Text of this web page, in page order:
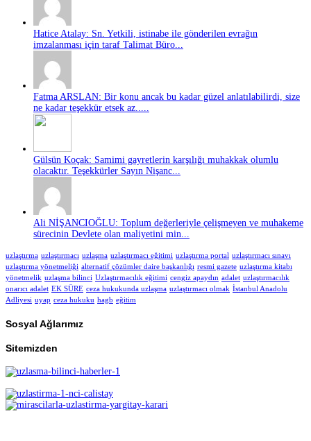
Hatice Atalay: Sn. Yetkili, istinabe ile gönderilen evrağın
imzalanması için taraf Talimat Büro...
Fatma ARSLAN: Bir konu ancak bu kadar güzel anlatılabilirdi, size
ne kadar teşekkür etsek az.....
Gülsün Koçak: Samimi gayretlerin karşılığı muhakkak olumlu
olacaktır. Teşekkürler Sayın Nişanc...
Ali NİŞANCIOĞLU: Toplum değerleriyle çelişmeyen ve muhakeme
sürecinin Devlete olan maliyetini min...
uzlaştırma uzlaştırmacı uzlaşma uzlaştırmacı eğitimi uzlaştırma portal uzlaştırmacı sınavı
uzlaştırma yönetmeliği alternatif çözümler daire başkanlığı resmi gazete uzlaştırma kitabı
yönetmelik uzlaşma bilinci Uzlaştırmacılık eğitimi cengiz apaydın adalet uzlaştırmacılık
onarıcı adalet EK SÜRE ceza hukukunda uzlaşma uzlaştırmacı olmak İstanbul Anadolu
Adliyesi uyap ceza hukuku hagb eğitim
Sosyal Ağlarımız
Sitemizden